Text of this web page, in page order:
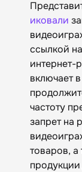
иковали
ссылкой
интернет-
включает
частоту
запрет на
товаров,